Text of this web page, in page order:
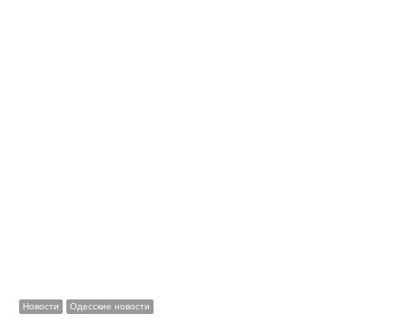
Новости Одесские новости